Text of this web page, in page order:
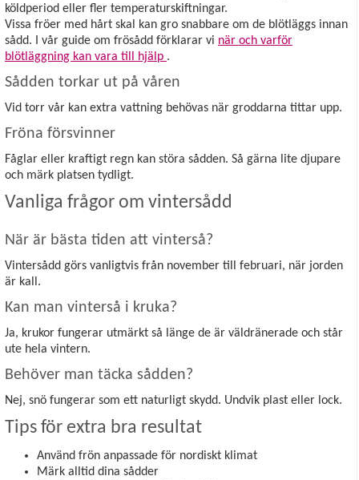
köldperiod eller fler temperaturskiftningar.
Vissa fröer med hårt skal kan gro snabbare om de blötläggs innan
sådd. I vår guide om frösådd förklarar vi när och varför
blötläggning kan vara till hjälp .
Sådden torkar ut på våren
Vid torr vår kan extra vattning behövas när groddarna tittar upp.
Fröna försvinner
Fåglar eller kraftigt regn kan störa sådden. Så gärna lite djupare
och märk platsen tydligt.
Vanliga frågor om vintersådd
När är bästa tiden att vinterså?
Vintersådd görs vanligtvis från november till februari, när jorden
är kall.
Kan man vinterså i kruka?
Ja, krukor fungerar utmärkt så länge de är väldränerade och står
ute hela vintern.
Behöver man täcka sådden?
Nej, snö fungerar som ett naturligt skydd. Undvik plast eller lock.
Tips för extra bra resultat
Använd frön anpassade för nordiskt klimat
Märk alltid dina sådder